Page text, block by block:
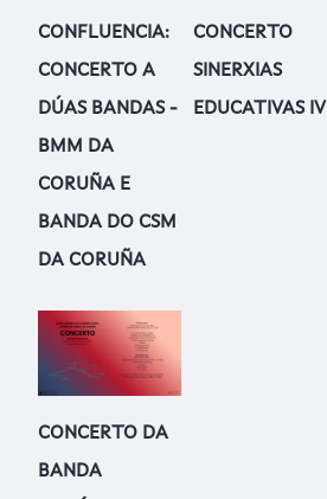
CONFLUENCIA:
CONCERTO A
DÚAS BANDAS -
BMM DA
CORUÑA E
BANDA DO CSM
DA CORUÑA
CONCERTO
SINERXIAS
EDUCATIVAS IV
CONCERTO DA
BANDA